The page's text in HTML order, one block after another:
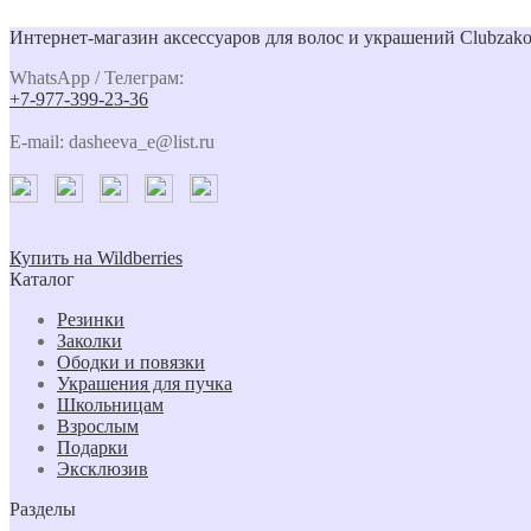
Интернет-магазин аксессуаров для волос и украшений
WhatsApp / Телеграм:
+7-977-399-23-36
E-mail: dasheeva_e@list.ru
Купить на Wildberries
Каталог
Резинки
Заколки
Ободки и повязки
Украшения для пучка
Школьницам
Взрослым
Подарки
Эксклюзив
Разделы